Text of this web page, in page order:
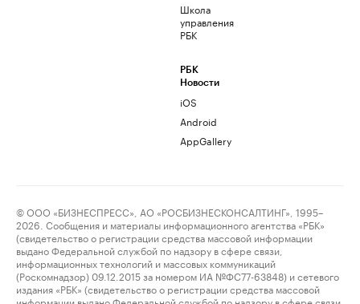
Школа
управления
РБК
РБК
Новости
iOS
Android
AppGallery
© ООО «БИЗНЕСПРЕСС», АО «РОСБИЗНЕСКОНСАЛТИНГ», 1995–
2026. Сообщения и материалы информационного агентства «РБК»
(свидетельство о регистрации средства массовой информации
выдано Федеральной службой по надзору в сфере связи,
информационных технологий и массовых коммуникаций
(Роскомнадзор) 09.12.2015 за номером ИА №ФС77-63848) и сетевого
издания «РБК» (свидетельство о регистрации средства массовой